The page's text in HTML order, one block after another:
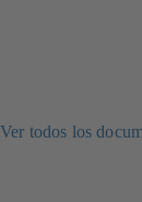
Ver todos los